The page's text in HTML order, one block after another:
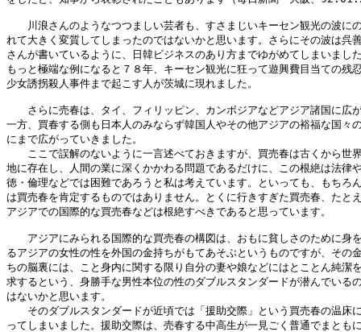
川浪さんのようなつつましい芸者も、すさまじいキーセン観光の波に
れて大きく変質してしまったのではないかと思います。さらにその波は呉
さんが書いているように、日韓ビジネスのあり方までゆがめてしまいまし
もっと極端な例になると７８年、キーセン観光に狂って遊興費目当ての残
少女誘拐殺人事件まで起こす人が茨城に現れました。
さらに売春は、タイ、フィリッピン、カンボジアなどアジア諸国に広
一方、買春する側も日本人のみならず韓国人やその他アジアの裕福な国々
にまで広がっていきました。
ここで誤解のないように一言述べておきますが、買売春は古くから世
地に存在し、人間の業に深くかかわる問題であるだけに、この根絶は法律
徳・倫理などでは困難であろうと私は考えています。といっても、もちろ
は買売春を肯定するものではありません。とくに行きすぎた買売春、たと
アジアでの国際的な買売春などは根絶すべきであると思っています。
アジアにみられる国際的な買売春の構図は、おもに貧しさのために身
るアジアの女性の性を外国の金持ちがもてあそぶというものですが、その
ちの脳裏には、こと身内に関する限り自分の妻や娘などにはとことん純潔
求するという、身勝手な男性本位の性のダブルスタンダードが潜んでいる
はないかと思います。
そのダブルスタンダードが近頃では「援助交際」という買売春の温床
ってしまいました。援助交際は、売春する中高生が一見ごく普通でまとも